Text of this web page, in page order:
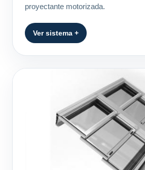
proyectante motorizada.
Ver sistema +